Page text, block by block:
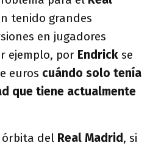
tenido grandes
en jugadores
ejemplo, por Endrick se
euros cuándo solo tenía
que tiene actualmente
órbita del Real Madrid, si